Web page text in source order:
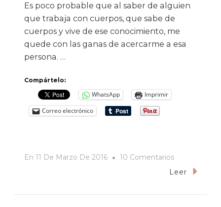
Es poco probable que al saber de alguien
que trabaja con cuerpos, que sabe de
cuerpos y vive de ese conocimiento, me
quede con las ganas de acercarme a esa
persona. …
Compártelo:
WhatsApp
Imprimir
Correo electrónico
En 11 De Marzo De 2016 10 ComentariosEn
El
Leer